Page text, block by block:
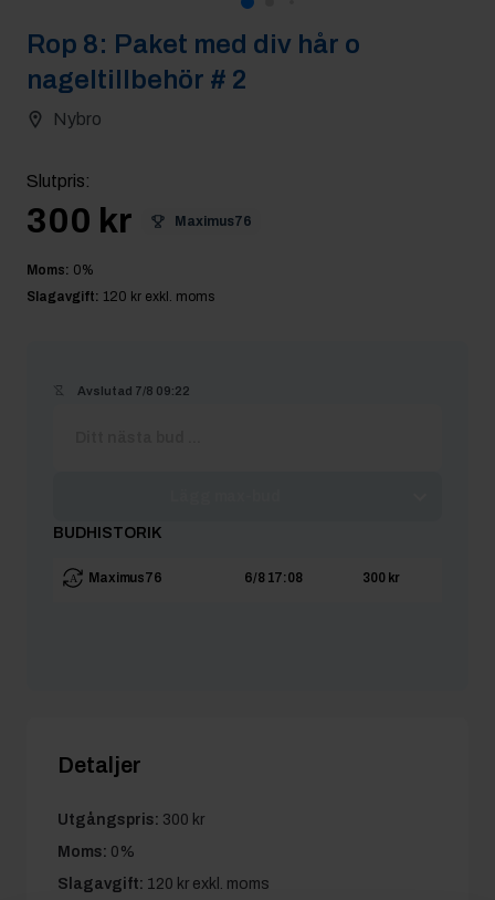
Rop 8: Paket med div hår o
nageltillbehör # 2
Nybro
Slutpris:
300 kr Maximus76
Moms: 0%
Slagavgift: 120 kr exkl. moms
Avslutad 7/8 09:22
BUDHISTORIK
Maximus76 6/8 17:08 300 kr
Detaljer
Utgångspris: 300 kr
Moms: 0%
Slagavgift: 120 kr exkl. moms